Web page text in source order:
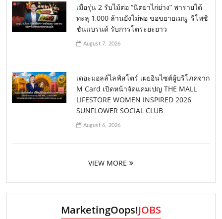
เมื่อรุ่น 2 รับไม้ต่อ “นิตยาไก่ย่าง” พารายได้
ทะลุ 1,000 ล้านยังไม่พอ ขอขยายเมนู–รีโพซิ
ชันแบรนด์ รับการโตระยะยาว
August 7, 2026
เดอะมอลล์ไลฟ์สโตร์ เผยอินไซต์ผู้บริโภคจาก
M Card เปิดหน้าจัดแคมเปญ THE MALL
LIFESTORE WOMEN INSPIRED 2026
SUNFLOWER SOCIAL CLUB
August 6, 2026
VIEW MORE
MarketingOops!JOBS